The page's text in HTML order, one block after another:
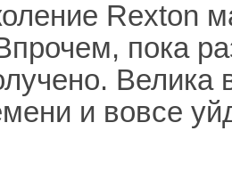
Rexton
пока
Велика
и вовсе